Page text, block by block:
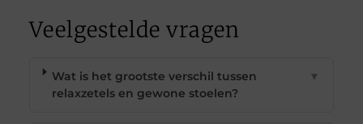
Veelgestelde vragen
Wat is het grootste verschil tussen
relaxzetels en gewone stoelen?
▼